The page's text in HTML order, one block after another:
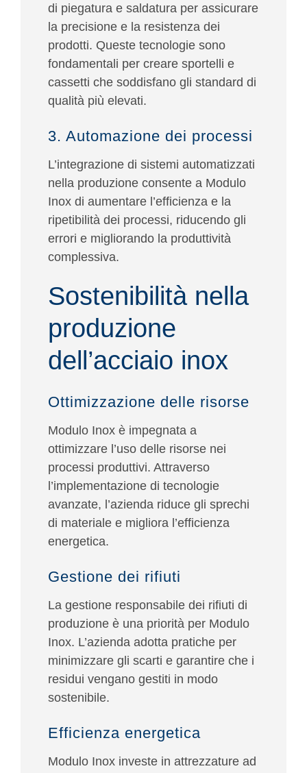
di piegatura e saldatura per assicurare
la precisione e la resistenza dei
prodotti. Queste tecnologie sono
fondamentali per creare sportelli e
cassetti che soddisfano gli standard di
qualità più elevati.
3. Automazione dei processi
L’integrazione di sistemi automatizzati
nella produzione consente a Modulo
Inox di aumentare l’efficienza e la
ripetibilità dei processi, riducendo gli
errori e migliorando la produttività
complessiva.
Sostenibilità nella
produzione
dell’acciaio inox
Ottimizzazione delle risorse
Modulo Inox è impegnata a
ottimizzare l’uso delle risorse nei
processi produttivi. Attraverso
l’implementazione di tecnologie
avanzate, l’azienda riduce gli sprechi
di materiale e migliora l’efficienza
energetica.
Gestione dei rifiuti
La gestione responsabile dei rifiuti di
produzione è una priorità per Modulo
Inox. L’azienda adotta pratiche per
minimizzare gli scarti e garantire che i
residui vengano gestiti in modo
sostenibile.
Efficienza energetica
Modulo Inox investe in attrezzature ad